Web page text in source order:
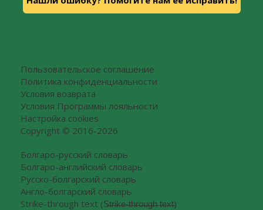
Пользовательское соглашение
Политика конфиденциальности
Условия возврата
Условия Программы лояльности
Настройка cookies
Copyright © 2016-2026
Болгаро-русский словарь
Болгаро-английский словарь
Русско-болгарский словарь
Англо-болгарский словарь
Strike-through text (S̶t̶r̶i̶k̶e̶-̶t̶h̶r̶o̶u̶g̶h̶ ̶t̶e̶x̶t̶)